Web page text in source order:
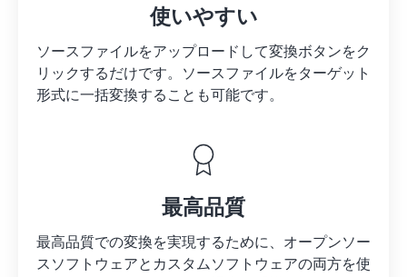
使いやすい
ソースファイルをアップロードして変換ボタンをク
リックするだけです。 ソースファイルをターゲット
形式に一括変換することも可能です。
最高品質
最高品質での変換を実現するために、オープンソー
スソフトウェアとカスタムソフトウェアの両方を使